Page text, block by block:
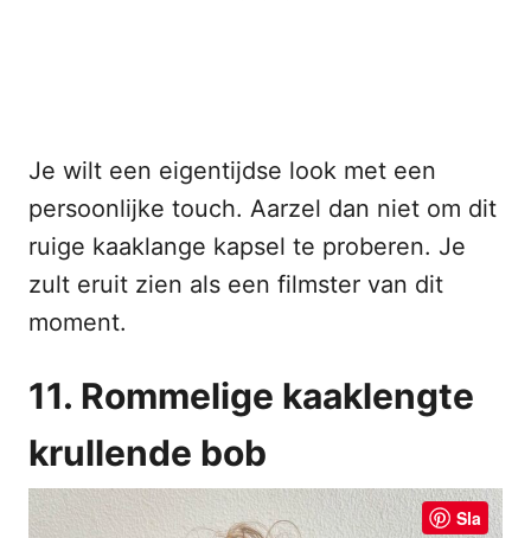
Je wilt een eigentijdse look met een
persoonlijke touch. Aarzel dan niet om dit
ruige kaaklange kapsel te proberen. Je
zult eruit zien als een filmster van dit
moment.
11. Rommelige kaaklengte
krullende bob
Sla